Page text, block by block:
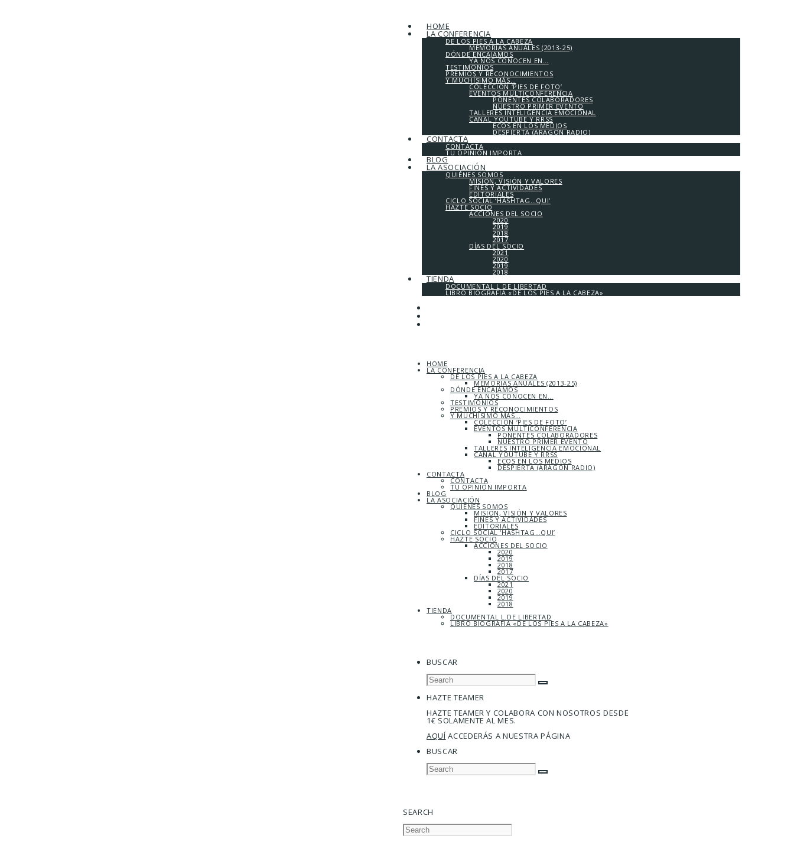
HOME
LA CONFERENCIA
DE LOS PIES A LA CABEZA
MEMORIAS ANUALES (2013-25)
DÓNDE ENCAJAMOS
YA NOS CONOCEN EN…
TESTIMONIOS
PREMIOS Y RECONOCIMIENTOS
Y MUCHÍSIMO MÁS…
COLECCIÓN ‘PIES DE FOTO’
EVENTOS MULTICONFERENCIA
PONENTES COLABORADORES
NUESTRO PRIMER EVENTO
TALLERES INTELIGENCIA EMOCIONAL
CANAL YOUTUBE Y RRSS
ECOS EN LOS MEDIOS
DESPIERTA (ARAGÓN RADIO)
CONTACTA
CONTACTA
TU OPINIÓN IMPORTA
BLOG
LA ASOCIACIÓN
QUIÉNES SOMOS
MISIÓN, VISIÓN Y VALORES
FINES Y ACTIVIDADES
EDITORIALES
CICLO SOCIAL ‘HASHTAG…QUI’
HAZTE SOCIO
ACCIONES DEL SOCIO
2020
2019
2018
2017
DÍAS DEL SOCIO
2021
2020
2019
2018
TIENDA
DOCUMENTAL L DE LIBERTAD
LIBRO BIOGRAFÍA «DE LOS PIES A LA CABEZA»
HOME
LA CONFERENCIA
DE LOS PIES A LA CABEZA
MEMORIAS ANUALES (2013-25)
DÓNDE ENCAJAMOS
YA NOS CONOCEN EN…
TESTIMONIOS
PREMIOS Y RECONOCIMIENTOS
Y MUCHÍSIMO MÁS…
COLECCIÓN ‘PIES DE FOTO’
EVENTOS MULTICONFERENCIA
PONENTES COLABORADORES
NUESTRO PRIMER EVENTO
TALLERES INTELIGENCIA EMOCIONAL
CANAL YOUTUBE Y RRSS
ECOS EN LOS MEDIOS
DESPIERTA (ARAGÓN RADIO)
CONTACTA
CONTACTA
TU OPINIÓN IMPORTA
BLOG
LA ASOCIACIÓN
QUIÉNES SOMOS
MISIÓN, VISIÓN Y VALORES
FINES Y ACTIVIDADES
EDITORIALES
CICLO SOCIAL ‘HASHTAG…QUI’
HAZTE SOCIO
ACCIONES DEL SOCIO
2020
2019
2018
2017
DÍAS DEL SOCIO
2021
2020
2019
2018
TIENDA
DOCUMENTAL L DE LIBERTAD
LIBRO BIOGRAFÍA «DE LOS PIES A LA CABEZA»
BUSCAR
HAZTE TEAMER
HAZTE TEAMER Y COLABORA CON NOSOTROS DESDE
1€ SOLAMENTE AL MES.
AQUÍACCEDERÁS A NUESTRA PÁGINA
BUSCAR
SEARCH